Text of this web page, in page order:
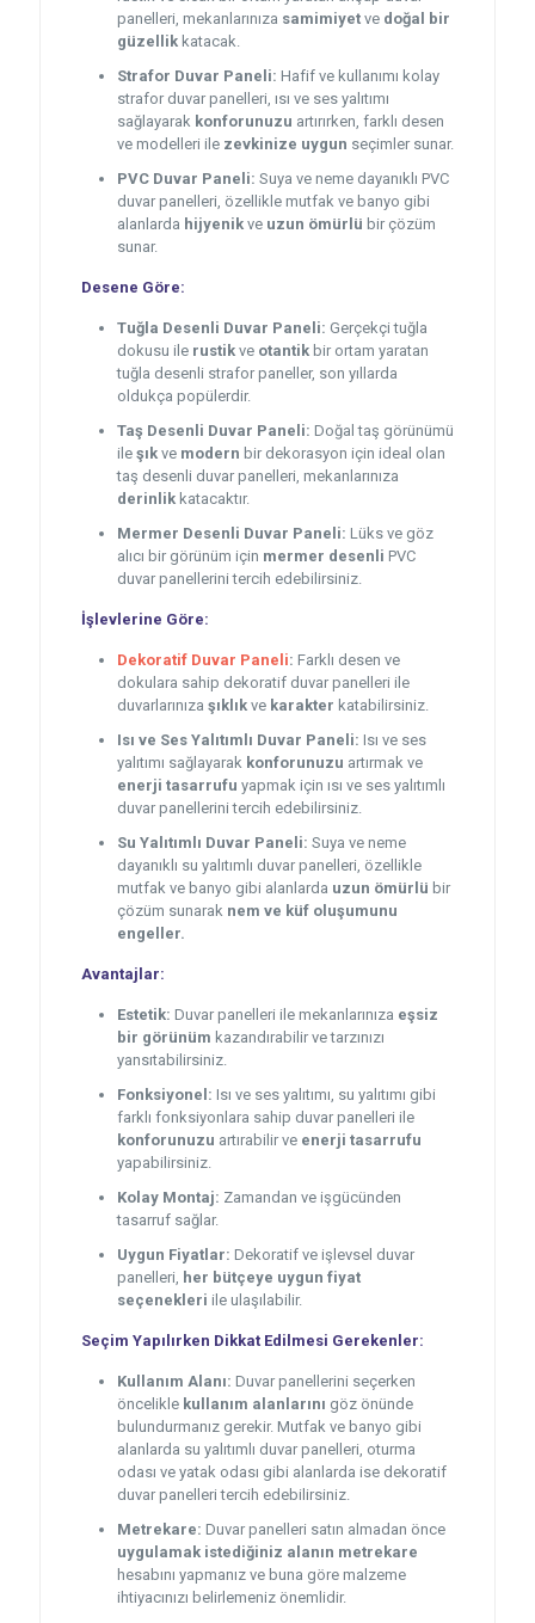
panelleri, mekanlarınıza samimiyetve doğal bir
güzellikkatacak.
Strafor Duvar Paneli: Hafif ve kullanımı kolay
strafor duvar panelleri, ısı ve ses yalıtımı
sağlayarak konforunuzu artırırken, farklı desen
ve modelleri ile zevkinize uygun seçimler sunar.
PVC Duvar Paneli: Suya ve neme dayanıklı PVC
duvar panelleri, özellikle mutfak ve banyo gibi
alanlarda hijyenikve uzun ömürlü bir çözüm
sunar.
Desene Göre:
Tuğla Desenli Duvar Paneli: Gerçekçi tuğla
dokusu ile rustikve otantikbir ortam yaratan
tuğla desenli strafor paneller, son yıllarda
oldukça popülerdir.
Taş Desenli Duvar Paneli: Doğal taş görünümü
ile şıkve modern bir dekorasyon için ideal olan
taş desenli duvar panelleri, mekanlarınıza
derinlikkatacaktır.
Mermer Desenli Duvar Paneli: Lüks ve göz
alıcı bir görünüm için mermer desenli PVC
duvar panellerini tercih edebilirsiniz.
İşlevlerine Göre:
Dekoratif Duvar Paneli: Farklı desen ve
dokulara sahip dekoratif duvar panelleri ile
duvarlarınıza şıklıkve karakter katabilirsiniz.
Isı ve Ses Yalıtımlı Duvar Paneli: Isı ve ses
yalıtımı sağlayarak konforunuzu artırmak ve
enerji tasarrufu yapmak için ısı ve ses yalıtımlı
duvar panellerini tercih edebilirsiniz.
Su Yalıtımlı Duvar Paneli: Suya ve neme
dayanıklı su yalıtımlı duvar panelleri, özellikle
mutfak ve banyo gibi alanlarda uzun ömürlü bir
çözüm sunarak nem ve küf oluşumunu
engeller.
Avantajlar:
Estetik: Duvar panelleri ile mekanlarınıza eşsiz
bir görünüm kazandırabilir ve tarzınızı
yansıtabilirsiniz.
Fonksiyonel: Isı ve ses yalıtımı, su yalıtımı gibi
farklı fonksiyonlara sahip duvar panelleri ile
konforunuzu artırabilir ve enerji tasarrufu
yapabilirsiniz.
Kolay Montaj: Zamandan ve işgücünden
tasarruf sağlar.
Uygun Fiyatlar: Dekoratif ve işlevsel duvar
panelleri, her bütçeye uygun fiyat
seçenekleri ile ulaşılabilir.
Seçim Yapılırken Dikkat Edilmesi Gerekenler:
Kullanım Alanı: Duvar panellerini seçerken
öncelikle kullanım alanlarını göz önünde
bulundurmanız gerekir. Mutfak ve banyo gibi
alanlarda su yalıtımlı duvar panelleri, oturma
odası ve yatak odası gibi alanlarda ise dekoratif
duvar panelleri tercih edebilirsiniz.
Metrekare: Duvar panelleri satın almadan önce
uygulamak istediğiniz alanın metrekare
hesabını yapmanız ve buna göre malzeme
ihtiyacınızı belirlemeniz önemlidir.